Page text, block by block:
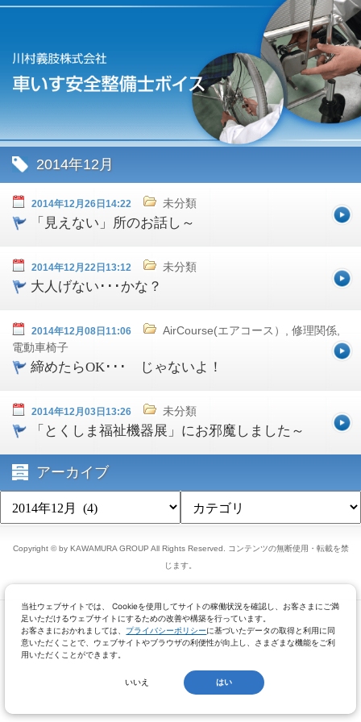
2014年12月
2014年12月26日14:22 未分類
「見えない」所のお話し～
2014年12月22日13:12 未分類
大人げない･･･かな？
2014年12月08日11:06
AirCourse(エアコース）, 修理関係,
電動車椅子
締めたらOK･･･ じゃないよ！
2014年12月03日13:26 未分類
「とくしま福祉機器展」にお邪魔しました～
アーカイブ
Copyright © by KAWAMURA GROUP All Rights Reserved. コンテンツの無断使用・転載を禁
じます。
当社ウェブサイトでは、 Cookieを使用してサイトの稼働状況を確認し、お客さまにご満
足いただけるウェブサイトにするための改善や構築を行っています。
お客さまにおかれましては、 プライバシーポリシーに基づいたデータの取得と利用に同
意いただくことで、ウェブサイトやブラウザの利便性が向上し、さまざまな機能をご利
用いただくことができます。
いいえ はい